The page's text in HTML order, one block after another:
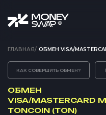
ГЛАВНАЯ/ ОБМЕН VISA/
КАК СОВЕРШИТЬ ОБМЕН?
ОБМЕН
VISA/MASTERCARD
TONCOIN (TON)